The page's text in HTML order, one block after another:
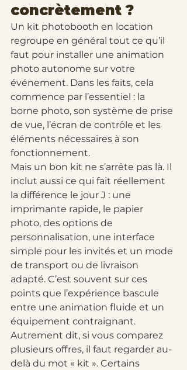
concrètement ?
Un kit photobooth en location
regroupe en général tout ce qu’il
faut pour installer une animation
photo autonome sur votre
événement. Dans les faits, cela
commence par l’essentiel : la
borne photo, son système de prise
de vue, l’écran de contrôle et les
éléments nécessaires à son
fonctionnement.
Mais un bon kit ne s’arrête pas là. Il
inclut aussi ce qui fait réellement
la différence le jour J : une
imprimante rapide, le papier
photo, des options de
personnalisation, une interface
simple pour les invités et un mode
de transport ou de livraison
adapté. C’est souvent sur ces
points que l’expérience bascule
entre une animation fluide et un
équipement contraignant.
Autrement dit, si vous comparez
plusieurs offres, il faut regarder au-
delà du mot « kit ». Certains